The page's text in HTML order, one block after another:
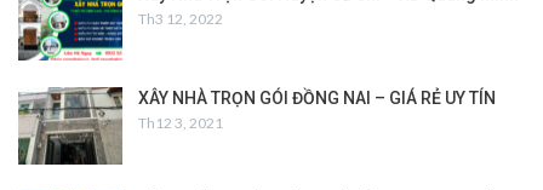
Th3 12, 2022
XÂY NHÀ TRỌN GÓI ĐỒNG NAI – GIÁ RẺ UY TÍN
Th12 3, 2021